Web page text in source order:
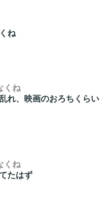
ね
くね
れ、映画のおろちくらい
くね
たはず